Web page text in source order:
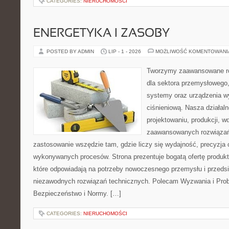
ENERGETYKA I ZASOBY
POSTED BY ADMIN LIP - 1 - 2026 MOŻLIWOŚĆ
Tworzymy zaawansowane
dla sektora
systemy oraz urządzenia
ciśnieniową. Nasza
projektowaniu, produkcji,
zaawansowanych
zastosowanie wszędzie tam, gdzie liczy się wydajność, precyzja
wykonywanych procesów. Strona prezentuje bogatą ofertę
które odpowiadają na potrzeby nowoczesnego przemysłu i
niezawodnych rozwiązań technicznych. Polecam Wyzwania i
Bezpieczeństwo i Normy. […]
CATEGORIES: NIERUCHOMOŚCI